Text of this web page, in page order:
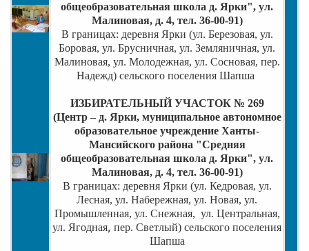
общеобразовательная школа д. Ярки", ул.
Малиновая, д. 4, тел. 36-00-91)
В границах: деревня Ярки (ул. Березовая, ул.
Боровая, ул. Брусничная, ул. Земляничная, ул.
Малиновая, ул. Молодежная, ул. Сосновая, пер.
Надежд) сельского поселения Шапша
ИЗБИРАТЕЛЬНЫЙ УЧАСТОК № 269
(Центр – д. Ярки, муниципальное автономное
образовательное учреждение Ханты-
Мансийского района "Средняя
общеобразовательная школа д. Ярки", ул.
Малиновая, д. 4, тел. 36-00-91)
В границах: деревня Ярки (ул. Кедровая, ул.
Лесная, ул. Набережная, ул. Новая, ул.
Промышленная, ул. Снежная, ул. Центральная,
ул. Ягодная, пер. Светлый) сельского поселения
Шапша